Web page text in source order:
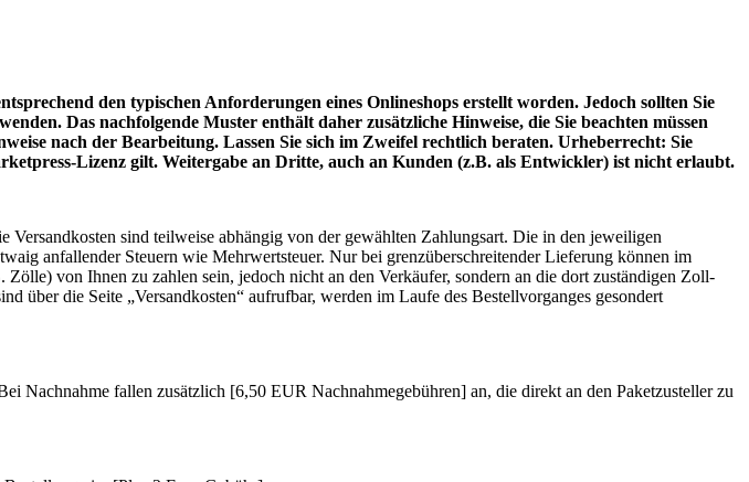
den typischen Anforderungen eines Onlineshops erstellt worden. Jedoch sollten Sie
Das nachfolgende Muster enthält daher zusätzliche Hinweise, die Sie beachten müssen
nach der Bearbeitung. Lassen Sie sich im Zweifel rechtlich beraten. Urheberrecht: Sie
Lizenz gilt. Weitergabe an Dritte, auch an Kunden (z.B. als Entwickler) ist nicht erlaubt.
sind teilweise abhängig von der gewählten Zahlungsart. Die in den jeweiligen
anfallender Steuern wie Mehrwertsteuer. Nur bei grenzüberschreitender Lieferung können im
von Ihnen zu zahlen sein, jedoch nicht an den Verkäufer, sondern an die dort zuständigen Zoll-
über die Seite „Versandkosten“ aufrufbar, werden im Laufe des Bestellvorganges gesondert
Nachnahme fallen zusätzlich [6,50 EUR Nachnahmegebühren] an, die direkt an den Paketzusteller zu